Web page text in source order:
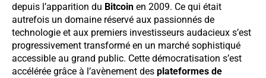
depuis l’apparition du Bitcoin en 2009. Ce qui était
autrefois un domaine réservé aux passionnés de
technologie et aux premiers investisseurs audacieux s’est
progressivement transformé en un marché sophistiqué
accessible au grand public. Cette démocratisation s’est
accélérée grâce à l’avènement des plateformes de